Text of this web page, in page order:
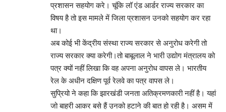
प्रशासन सहयोग करे। चूंकि लॉ एंड आर्डर राज्य सरकार का
विषय है तो इस मामले में जिला प्रशासन उनको सहयोग कर रहा
था।
अब कोई भी केंद्रीय संस्था राज्य सरकार से अनुरोध करेगी तो
राज्य सरकार क्या करेगी।तो बाबूलाल ने भारी उद्योग मंत्रालय को
पत्र क्यों नहीं लिखा कि वह अपना अनुरोध वापस ले। भारतीय
रेल के अधीन दक्षिण पूर्व रेलवे का पत्र वापस ले।
सुप्रियो ने कहा कि झारखंडी जनता अतिक्रमणकारी नहीं है। यहां
जो बाहरी आकर बसे हैं उनको हटाने की बात हो रही है। असम में